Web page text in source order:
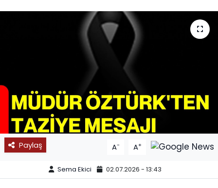
Paylaş A- A+
Sema Ekici 02.07.2026 - 13:43